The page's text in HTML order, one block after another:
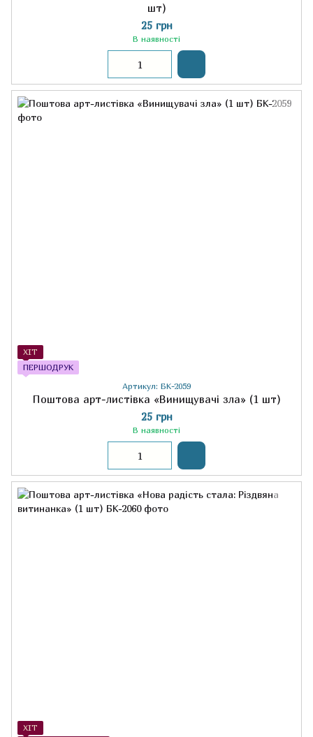
шт)
25 грн
В наявності
ХІТ
ПЕРШОДРУК
Артикул: БК-2059
Поштова арт-листівка «Винищувачі зла» (1 шт)
25 грн
В наявності
ХІТ